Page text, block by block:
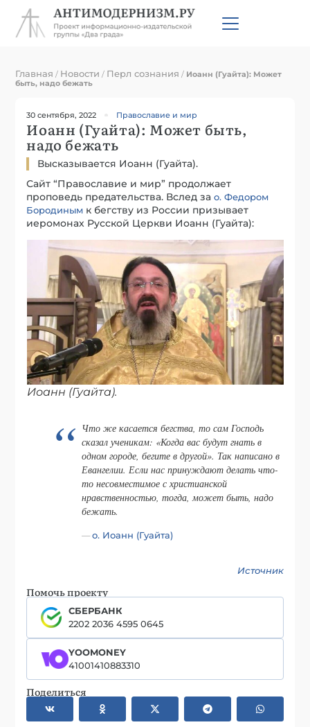
Главная / Новости / Перл сознания / Иоанн (Гуайта): Может
быть, надо бежать
30 сентября, 2022 Православие и мир
Иоанн (Гуайта): Может быть,
надо бежать
Высказывается Иоанн (Гуайта).
Сайт “Православие и мир” продолжает
проповедь предательства. Вслед зао. Федором
Бородиным к бегству из России призывает
иеромонах Русской Церкви Иоанн (Гуайта):
Иоанн (Гуайта).
Что же касается бегства, то сам Господь
сказал ученикам: «Когда вас будут гнать в
одном городе, бегите в другой». Так написано в
Евангелии. Если нас принуждают делать что-
то несовместимое с христианской
нравственностью, тогда, может быть, надо
бежать.
о. Иоанн (Гуайта)
Источник
Помочь проекту
СБЕРБАНК
2202 2036 4595 0645
YOOMONEY
41001410883310
Поделиться